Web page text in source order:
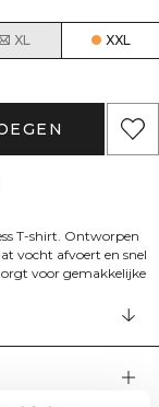
XL XXL
T-shirt. Ontworpen
vocht afvoert en snel
voor gemakkelijke
materiaal dat je
14% katoen, 5%